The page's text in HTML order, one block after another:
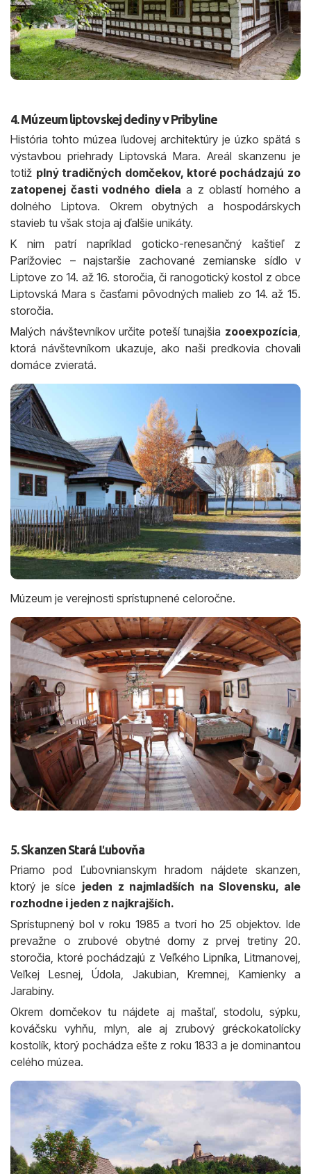
4. Múzeum liptovskej dediny v Pribyline
História tohto múzea ľudovej architektúry je úzko spätá s
výstavbou priehrady Liptovská Mara. Areál skanzenu je
totiž plný tradičných domčekov, ktoré pochádzajú zo
zatopenej časti vodného diela a z oblastí horného a
dolného Liptova. Okrem obytných a hospodárskych
stavieb tu však stoja aj ďalšie unikáty.
K nim patrí napríklad goticko-renesančný kaštieľ z
Parížoviec – najstaršie zachované zemianske sídlo v
Liptove zo 14. až 16. storočia, či ranogotický kostol z obce
Liptovská Mara s časťami pôvodných malieb zo 14. až 15.
storočia.
Malých návštevníkov určite poteší tunajšia zooexpozícia,
ktorá návštevníkom ukazuje, ako naši predkovia chovali
domáce zvieratá.
Múzeum je verejnosti sprístupnené celoročne.
5. Skanzen Stará Ľubovňa
Priamo pod Ľubovnianskym hradom nájdete skanzen,
ktorý je síce jeden z najmladších na Slovensku, ale
rozhodne i jeden z najkrajších.
Sprístupnený bol v roku 1985 a tvorí ho 25 objektov. Ide
prevažne o zrubové obytné domy z prvej tretiny 20.
storočia, ktoré pochádzajú z Veľkého Lipníka, Litmanovej,
Veľkej Lesnej, Údola, Jakubian, Kremnej, Kamienky a
Jarabiny.
Okrem domčekov tu nájdete aj maštaľ, stodolu, sýpku,
kováčsku vyhňu, mlyn, ale aj zrubový gréckokatolícky
kostolík, ktorý pochádza ešte z roku 1833 a je dominantou
celého múzea.